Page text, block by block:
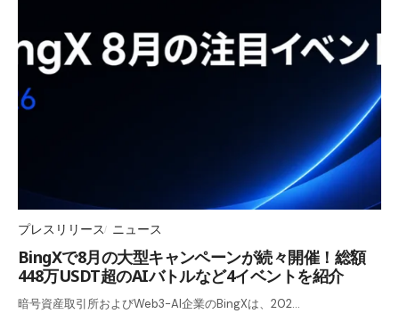
プレスリリース ニュース
BingXで8月の大型キャンペーンが続々開催！総額
448万USDT超のAIバトルなど4イベントを紹介
暗号資産取引所およびWeb3-AI企業のBingXは、202…